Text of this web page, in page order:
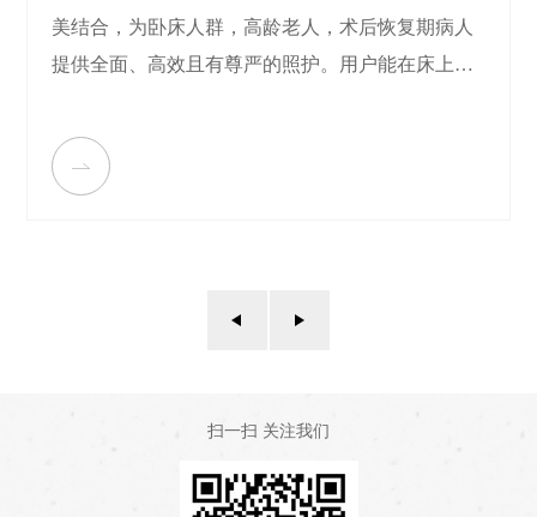
美结合，为卧床人群，高龄老人，术后恢复期病人
提供全面、高效且有尊严的照护。用户能在床上坐
过清洁排污系统，不仅能帮助用户清洗干净臀部私
处，还能自动把大小便粉粹后持放到下水道，融合
扫一扫 关注我们